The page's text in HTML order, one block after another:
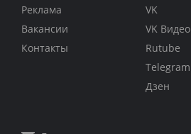
Реклама
Вакансии
Контакты
VK
VK Видео
Rutube
Telegram
Дзен